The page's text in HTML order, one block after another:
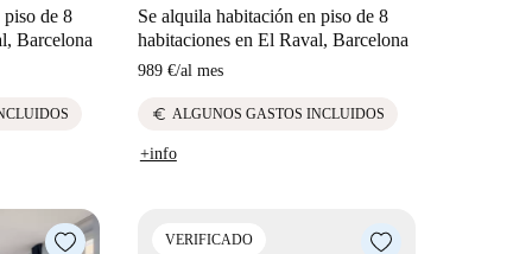
de 8
Barcelona
Se alquila habitación en piso de 8
habitaciones en El Raval, Barcelona
989 €/al mes
euro ALGUNOS GASTOS INCLUIDOS
+info
VERIFICADO